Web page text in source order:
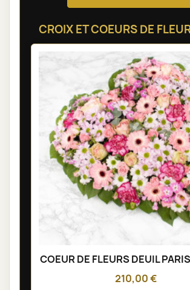
CROIX ET COEURS DE
COEUR DE FLEURS DEUIL
210,00 €